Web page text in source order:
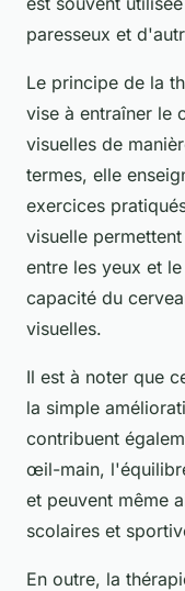
paresseux et
Le principe de la
vise à entraîner le
visuelles de
termes, elle
exercices
visuelle
entre les yeux et
capacité du
visuelles.
Il est à noter que
la simple
contribuent
œil-main,
et peuvent même
scolaires et
En outre, la